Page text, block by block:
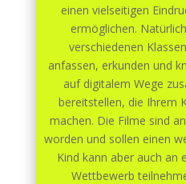
einen vielseitigen
ermöglichen.
verschiedenen
anfassen, erkunden und
auf digitalem Wege
bereitstellen, die Ihrem
machen. Die Filme sind
worden und sollen einen
Kind kann aber auch an
Wettbewerb